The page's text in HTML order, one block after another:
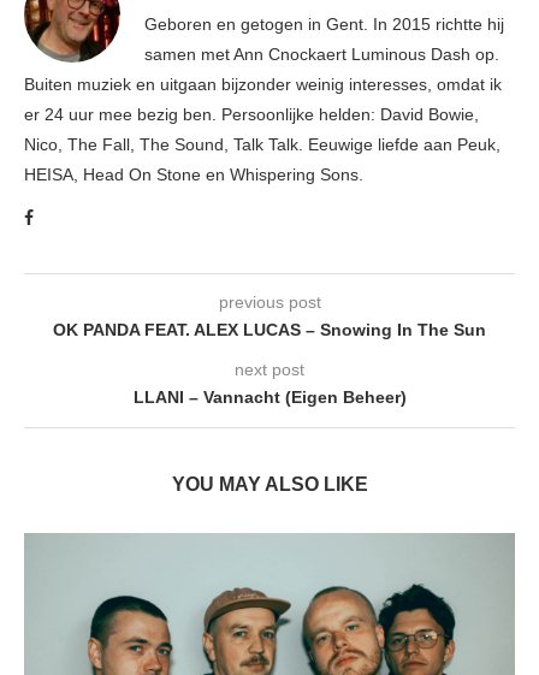
Geboren en getogen in Gent. In 2015 richtte hij
samen met Ann Cnockaert Luminous Dash op.
Buiten muziek en uitgaan bijzonder weinig interesses, omdat ik
er 24 uur mee bezig ben. Persoonlijke helden: David Bowie,
Nico, The Fall, The Sound, Talk Talk. Eeuwige liefde aan Peuk,
HEISA, Head On Stone en Whispering Sons.
previous post
OK PANDA FEAT. ALEX LUCAS – Snowing In The Sun
next post
LLANI – Vannacht (Eigen Beheer)
YOU MAY ALSO LIKE